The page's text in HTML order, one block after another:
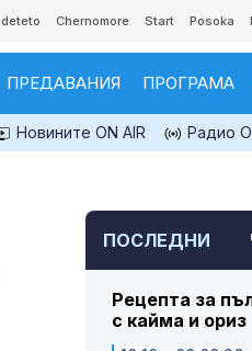
Chernomore Start Posoka
ПРЕДАВАНИЯ ПРОГРАМА
Новините ON AIR Радио
ПОСЛЕДНИ
Рецепта за
с кайма и ориз